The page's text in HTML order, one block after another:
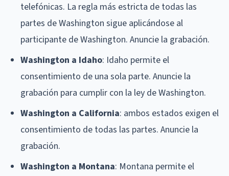
telefónicas. La regla más estricta de todas las
partes de Washington sigue aplicándose al
participante de Washington. Anuncie la grabación.
Washington a Idaho: Idaho permite el
consentimiento de una sola parte. Anuncie la
grabación para cumplir con la ley de Washington.
Washington a California: ambos estados exigen el
consentimiento de todas las partes. Anuncie la
grabación.
Washington a Montana: Montana permite el